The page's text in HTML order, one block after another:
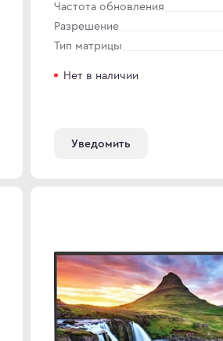
Частота обновления
Разрешение
Тип матрицы
Нет в наличии
Уведомить